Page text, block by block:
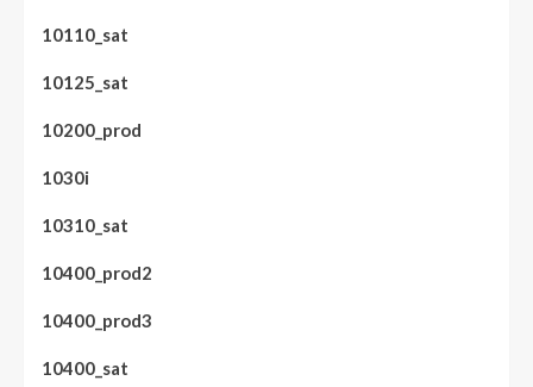
10110_sat
10125_sat
10200_prod
1030i
10310_sat
10400_prod2
10400_prod3
10400_sat